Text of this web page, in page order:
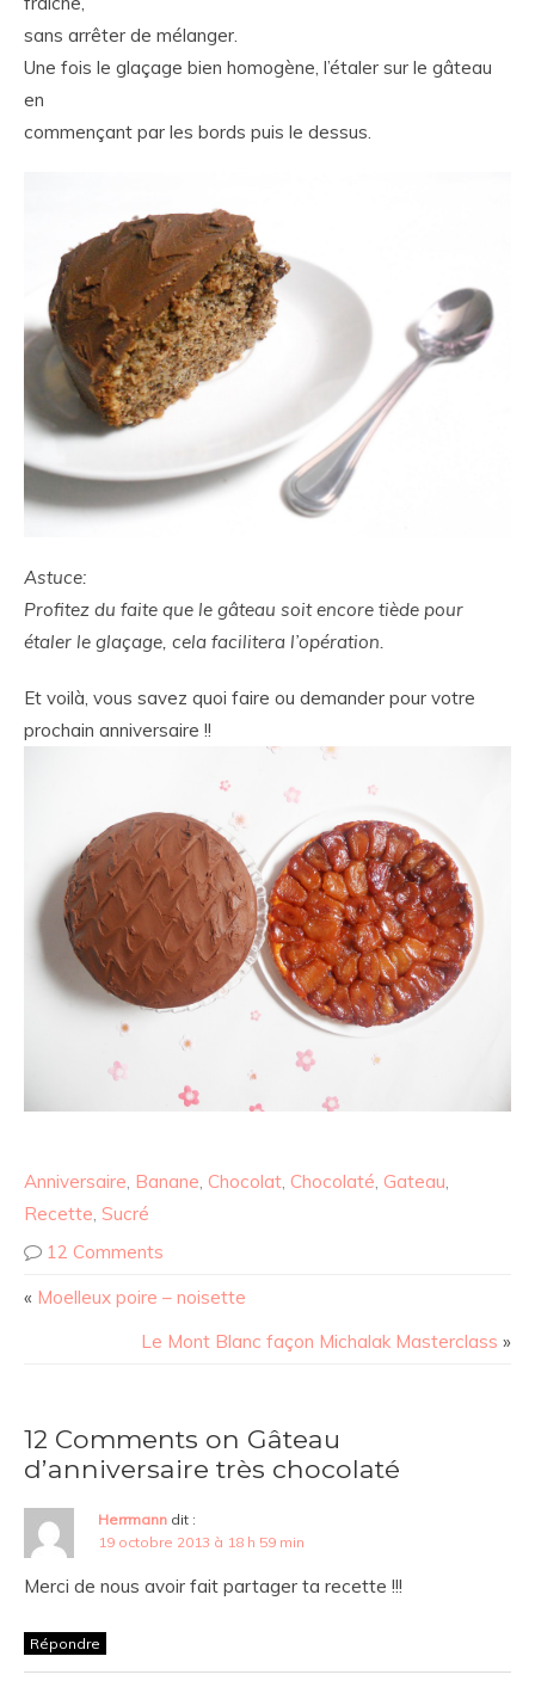
sans arrêter de mélanger.
Une fois le glaçage bien homogène, l’étaler sur le gâteau
en
commençant par les bords puis le dessus.
Astuce:
Profitez du faite que le gâteau soit encore tiède pour
étaler le glaçage, cela facilitera l’opération.
Et voilà, vous savez quoi faire ou demander pour votre
prochain anniversaire !!
Anniversaire, Banane, Chocolat, Chocolaté, Gateau,
Recette, Sucré
12 Comments
« Moelleux poire – noisette
Le Mont Blanc façon Michalak Masterclass »
12 Comments on Gâteau
d’anniversaire très chocolaté
Herrmann dit :
19 octobre 2013 à 18 h 59 min
Merci de nous avoir fait partager ta recette !!!
Répondre